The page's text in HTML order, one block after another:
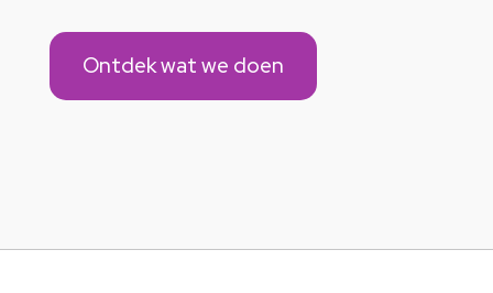
Ontdek wat we doen